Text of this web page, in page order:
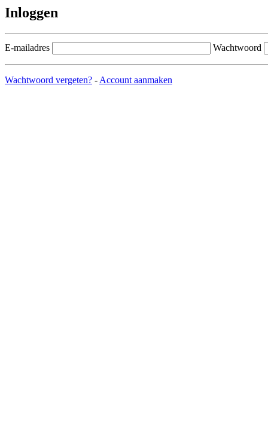
Inloggen
E-mailadres Wachtwoord
Wachtwoord vergeten? - Account aanmaken